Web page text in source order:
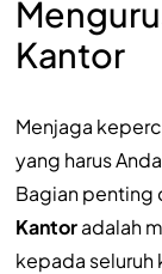
Kantor
Menjaga
yang harus
Bagian penting
Kantoradalah
kepada seluruh